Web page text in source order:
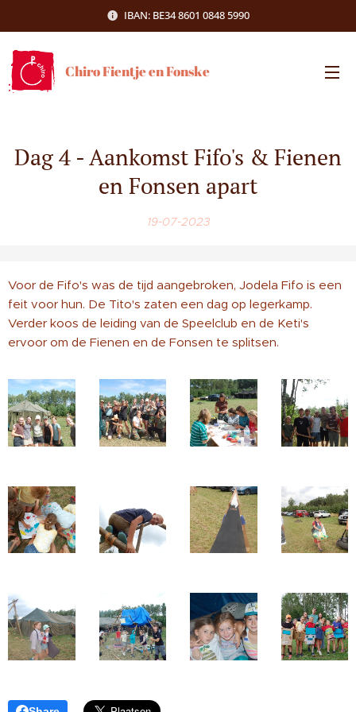
IBAN: BE34 8601 0848 5990
Chiro Fientje en Fonske
Dag 4 - Aankomst Fifo's & Fienen
en Fonsen apart
19-07-2023
Voor de Fifo's was de tijd aangebroken, Jodela Fifo is een
feit voor hun. De Tito's zaten een dag op legerkamp.
Verder koos de leiding van de Speelclub en de Keti's
ervoor om de Fienen en de Fonsen te splitsen.